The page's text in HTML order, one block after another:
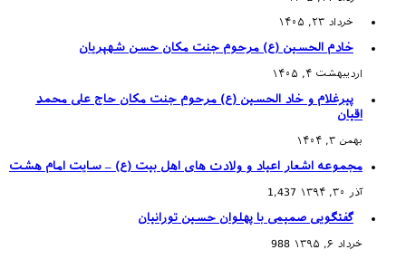
خرداد ۲۳, ۱۴۰۵
خادم الحسین (ع) مرحوم جنت مکان حسن شهپریان
اردیبهشت ۴, ۱۴۰۵
پیرغلام و خاد الحسین (ع) مرحوم جنت مکان حاج علی محمد
اقیان
بهمن ۳, ۱۴۰۴
مجموعه اشعار اعیاد و ولادت های اهل بیت (ع) – سایت امام هشت
آذر ۳۰, ۱۳۹۴ 1,437
گفتگویی صمیمی با پهلوان حسین تورانیان
خرداد ۶, ۱۳۹۵ 988